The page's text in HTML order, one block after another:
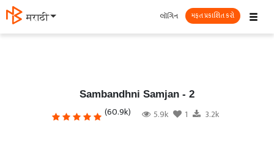
मराठी ☰
લૉગિન મફત પ્રકાશિત કરો
Sambandhni Samjan - 2
(60.9k) 5.9k 1 3.2k